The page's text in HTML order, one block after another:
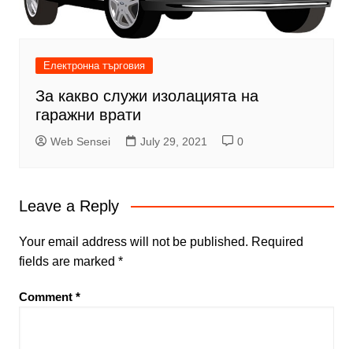
Електронна търговия
За какво служи изолацията на
гаражни врати
Web Sensei July 29, 2021 0
Leave a Reply
Your email address will not be published. Required
fields are marked *
Comment *